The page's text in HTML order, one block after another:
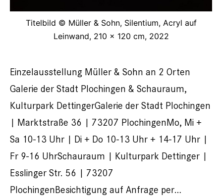
Titelbild © Müller & Sohn, Silentium, Acryl auf
Leinwand, 210 x 120 cm, 2022
Einzelausstellung Müller & Sohn an 2 Orten
Galerie der Stadt Plochingen & Schauraum,
Kulturpark DettingerGalerie der Stadt Plochingen
| Marktstraße 36 | 73207 PlochingenMo, Mi +
Sa 10-13 Uhr | Di + Do 10-13 Uhr + 14-17 Uhr |
Fr 9-16 UhrSchauraum | Kulturpark Dettinger |
Esslinger Str. 56 | 73207
PlochingenBesichtigung auf Anfrage per…